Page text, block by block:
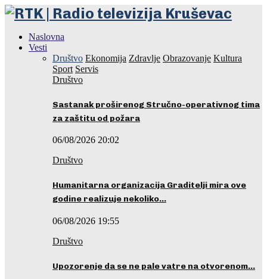
Naslovna
Vesti
Društvo Ekonomija Zdravlje Obrazovanje Kultura
Sport Servis
Društvo
Sastanak proširenog Stručno-operativnog tima
za zaštitu od požara
06/08/2026 20:02
Društvo
Humanitarna organizacija Graditelji mira ove
godine realizuje nekoliko…
06/08/2026 19:55
Društvo
Upozorenje da se ne pale vatre na otvorenom…